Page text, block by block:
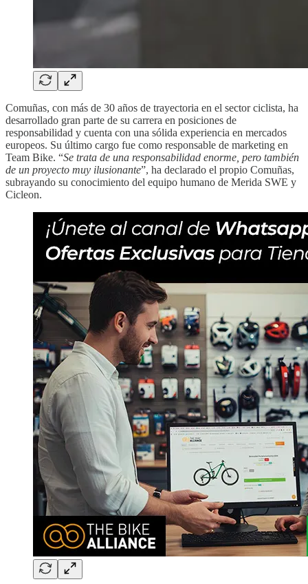
Comuñas, con más de 30 años de trayectoria en el sector ciclista, ha
desarrollado gran parte de su carrera en posiciones de
responsabilidad y cuenta con una sólida experiencia en mercados
europeos. Su último cargo fue como responsable de marketing en
Team Bike. “Se trata de una responsabilidad enorme, pero también
de un proyecto muy ilusionante”, ha declarado el propio Comuñas,
subrayando su conocimiento del equipo humano de Merida SWE y
Cicleon.